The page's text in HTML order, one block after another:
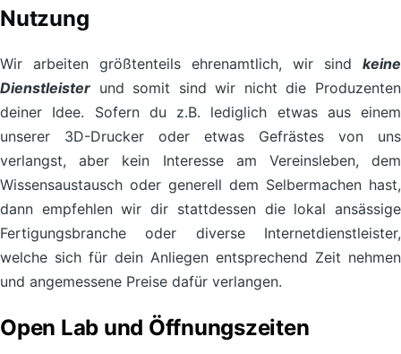
Nutzung
Wir arbeiten größtenteils ehrenamtlich, wir sind keine
Dienstleister und somit sind wir nicht die Produzenten
deiner Idee. Sofern du z.B. lediglich etwas aus einem
unserer 3D-Drucker oder etwas Gefrästes von uns
verlangst, aber kein Interesse am Vereinsleben, dem
Wissensaustausch oder generell dem Selbermachen hast,
dann empfehlen wir dir stattdessen die lokal ansässige
Fertigungsbranche oder diverse Internetdienstleister,
welche sich für dein Anliegen entsprechend Zeit nehmen
und angemessene Preise dafür verlangen.
Open Lab und Öffnungszeiten